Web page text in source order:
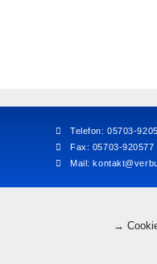
Telefon: 05703-
Fax: 05703-920577
Mail:
→